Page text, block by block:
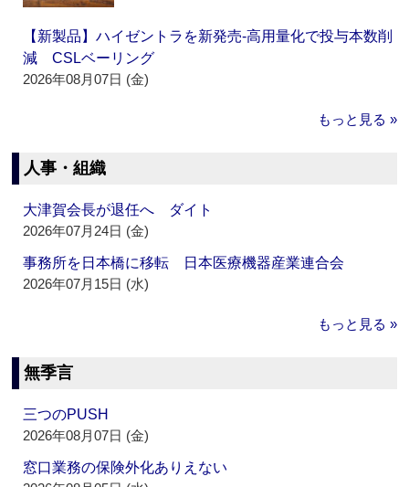
【新製品】ハイゼントラを新発売‐高用量化で投与本数削
減 CSLベーリング
2026年08月07日 (金)
もっと見る »
人事・組織
大津賀会長が退任へ ダイト
2026年07月24日 (金)
事務所を日本橋に移転 日本医療機器産業連合会
2026年07月15日 (水)
もっと見る »
無季言
三つのPUSH
2026年08月07日 (金)
窓口業務の保険外化ありえない